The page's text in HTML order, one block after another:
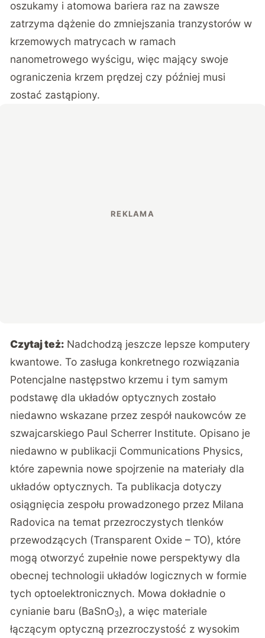
oszukamy i atomowa bariera raz na zawsze
zatrzyma dążenie do zmniejszania tranzystorów w
krzemowych matrycach w ramach
nanometrowego wyścigu, więc mający swoje
ograniczenia krzem prędzej czy później musi
zostać zastąpiony.
Czytaj też: Nadchodzą jeszcze lepsze komputery
kwantowe. To zasługa konkretnego rozwiązania
Potencjalne następstwo krzemu i tym samym
podstawę dla układów optycznych zostało
niedawno wskazane przez zespół naukowców ze
szwajcarskiego Paul Scherrer Institute. Opisano je
niedawno w publikacji Communications Physics,
które zapewnia nowe spojrzenie na materiały dla
układów optycznych. Ta publikacja dotyczy
osiągnięcia zespołu prowadzonego przez Milana
Radovica na temat przezroczystych tlenków
przewodzących (Transparent Oxide – TO), które
mogą otworzyć zupełnie nowe perspektywy dla
obecnej technologii układów logicznych w formie
tych optoelektronicznych. Mowa dokładnie o
cynianie baru (BaSnO3), a więc materiale
łączącym optyczną przezroczystość z wysokim